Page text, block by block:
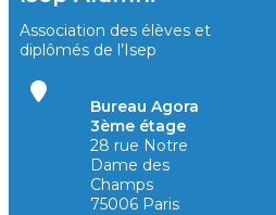
Association des élèves et
diplômés de l’Isep
Bureau Agora
3ème étage
28 rue Notre
Dame des
Champs
75006 Paris